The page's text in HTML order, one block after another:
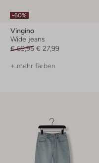
-60%
Vingino
Wide jeans
€ 69,95 € 27,99
+ mehr farben